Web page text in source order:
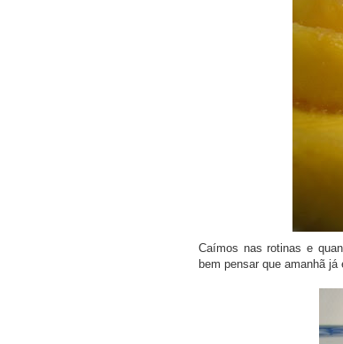
Caímos nas rotinas e
bem pensar que amanhã já